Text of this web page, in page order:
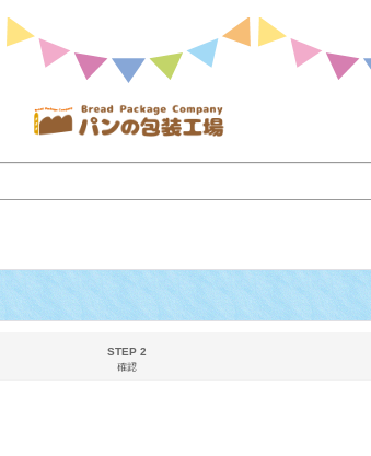
STEP 2
確認